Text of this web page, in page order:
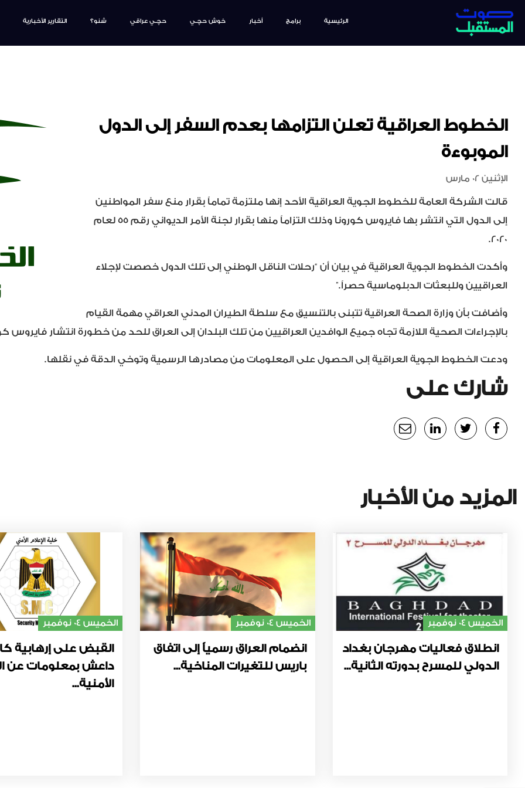
الرئيسية برامج أخبار خوش حچـي حچـي عراقي شنو؟ التقارير الأخبارية
الخطوط العراقية تعلن التزامها بعدم السفر إلى الدول
الموبوءة
الإثنين 02 مارس
قالت الشركة العامة للخطوط الجوية العراقية الأحد إنها ملتزمة تماماً بقرار منع سفر المواطنين
إلى الدول التي انتشر بها فايروس كورونا وذلك التزاماً منها بقرار لجنة الأمر الديواني رقم 55 لعام
2020.
وأكدت الخطوط الجوية العراقية في بيان أن “رحلات الناقل الوطني إلى تلك الدول خصصت لإجلاء
العراقيين وللبعثات الدبلوماسية حصراً.”
وأضافت بأن وزارة الصحة العراقية تتبنى بالتنسيق مع سلطة الطيران المدني العراقي مهمة القيام
بالإجراءات الصحية اللازمة تجاه جميع الوافدين العراقيين من تلك البلدان إلى العراق للحد من خطورة انتشار فايروس
ودعت الخطوط الجوية العراقية إلى الحصول على المعلومات من مصادرها الرسمية وتوخي الدقة في نقلها.
شارك على
المزيد من الأخبار
الخميس 04 نوفمبر
انطلاق فعاليات مهرجان بغداد
الدولي للمسرح بدورته الثانية...
الخميس 04 نوفمبر
انضمام العراق رسمياً إلى اتفاق
باريس للتغيرات المناخية...
الخميس 04 نوفمبر
القبض على إرهابية
داعش بمعلومات عن
الأمنية...